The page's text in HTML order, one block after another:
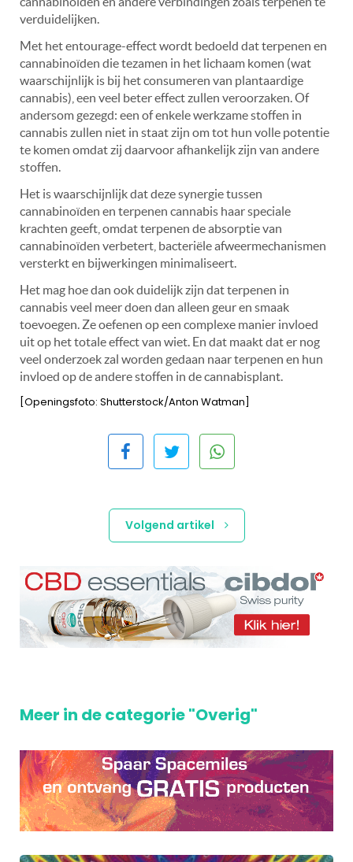
verduidelijken.
Met het entourage-effect wordt bedoeld dat terpenen en
cannabinoïden die tezamen in het lichaam komen (wat
waarschijnlijk is bij het consumeren van plantaardige
cannabis), een veel beter effect zullen veroorzaken. Of
andersom gezegd: een of enkele werkzame stoffen in
cannabis zullen niet in staat zijn om tot hun volle potentie
te komen omdat zij daarvoor afhankelijk zijn van andere
stoffen.
Het is waarschijnlijk dat deze synergie tussen
cannabinoïden en terpenen cannabis haar speciale
krachten geeft, omdat terpenen de absorptie van
cannabinoïden verbetert, bacteriële afweermechanismen
versterkt en bijwerkingen minimaliseert.
Het mag hoe dan ook duidelijk zijn dat terpenen in
cannabis veel meer doen dan alleen geur en smaak
toevoegen. Ze oefenen op een complexe manier invloed
uit op het totale effect van wiet. En dat maakt dat er nog
veel onderzoek zal worden gedaan naar terpenen en hun
invloed op de andere stoffen in de cannabisplant.
[Openingsfoto: Shutterstock/Anton Watman]
Volgend artikel
Meer in de categorie "Overig"